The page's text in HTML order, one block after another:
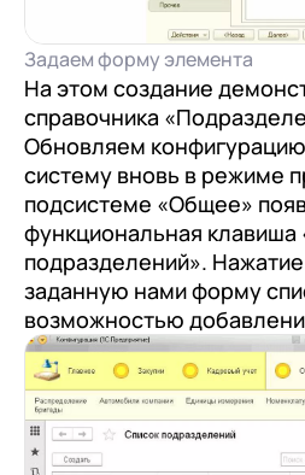
Задаем форму элемента
На этом создание
справочника
Обновляем
систему вновь в режиме
подсистеме «Общее»
функциональная клавиша
подразделений».
заданную нами форму
возможностью